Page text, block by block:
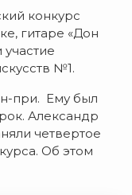
конкурс
гитаре «Дон
№1.
при. Ему был
Александр
четвертое
Об этом